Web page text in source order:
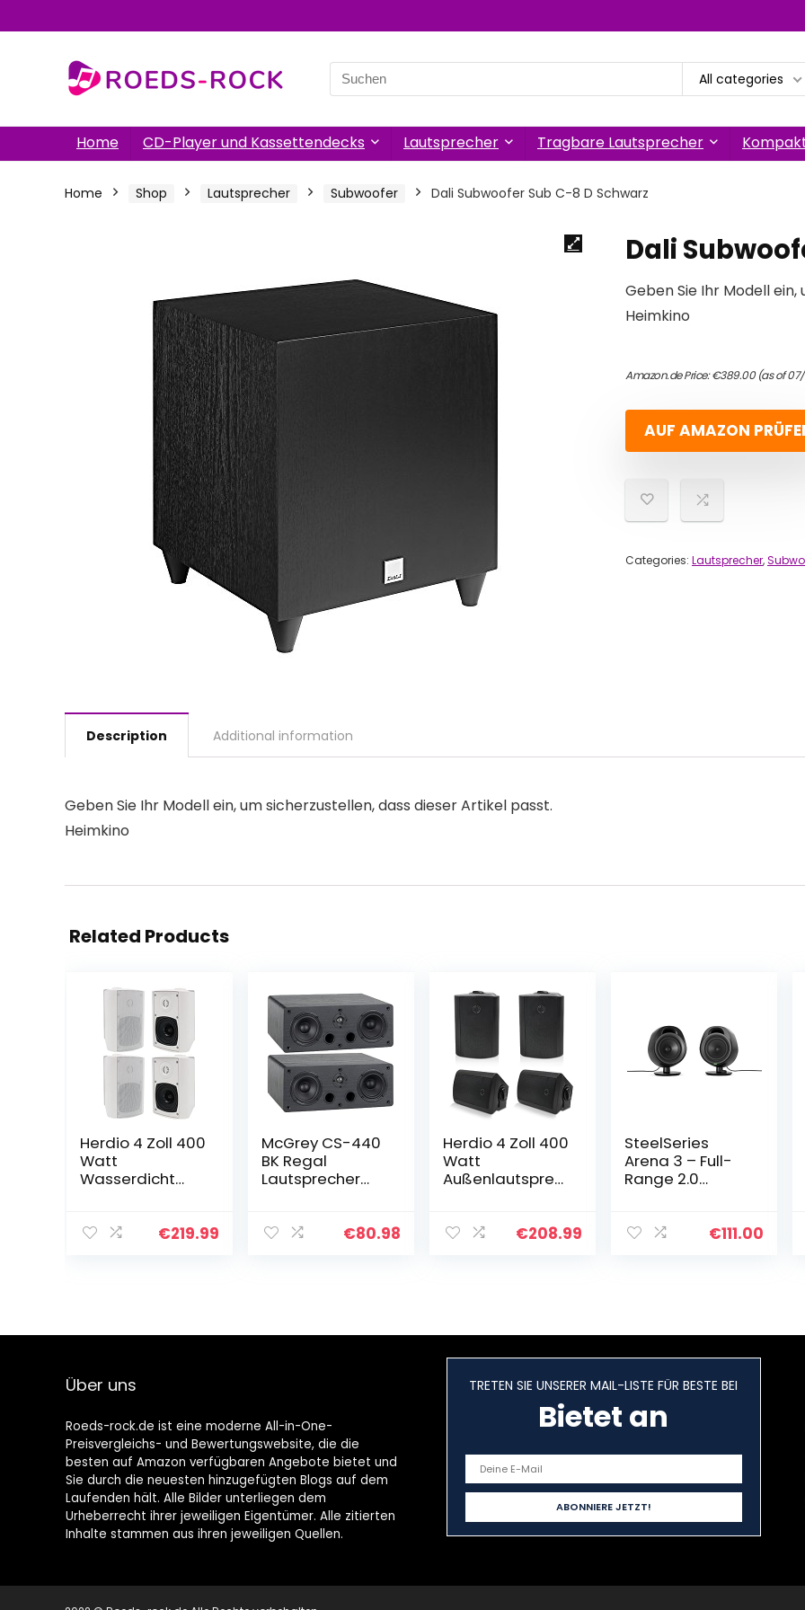
Search
for:
All categories
Home CD-Player und Kassettendecks Lautsprecher Tragbare Lautsprecher
Home Shop Lautsprecher Subwoofer Dali Subwoofer Sub C-8 D Schwarz
Dali
Geben Sie Ihr Modell
Heimkino
Amazon.de Price:€389.00(as of
AUF AMAZON
Categories: Lautsprecher,
Description Additional information
Geben Sie Ihr Modell ein, um sicherzustellen, dass dieser Artikel passt.
Heimkino
Related Products
Herdio 4 Zoll 400
Watt
Wasserdicht
Lautsprecher für
€219.99
McGrey CS-440
BK Regal
Lautsprecher
Satelliten HiFi
€80.98
Herdio 4 Zoll 400
Watt
Außenlautsprec
Outdoor Indoor
€208.99
SteelSeries
Arena 3 – Full-
Range 2.0
Fesselndes €111.00
Über uns
Roeds-rock.de ist eine moderne All-in-One-
Preisvergleichs- und Bewertungswebsite, die die
besten auf Amazon verfügbaren Angebote bietet und
Sie durch die neuesten hinzugefügten Blogs auf dem
Laufenden hält. Alle Bilder unterliegen dem
Urheberrecht ihrer jeweiligen Eigentümer. Alle zitierten
Inhalte stammen aus ihren jeweiligen Quellen.
TRETEN SIE UNSERER MAIL-LISTE FÜR BESTE BEI
Bietet an